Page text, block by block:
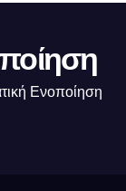
Ενοποίηση